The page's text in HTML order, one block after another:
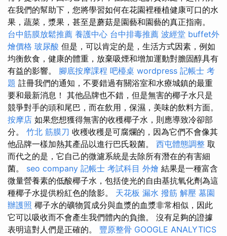
在我們的幫助下，您將學習如何在花園裡種植健康可口的水
果，蔬菜，漿果，甚至是蘑菇是園藝和園藝的真正指南。
台中筋膜放鬆推薦 養護中心 台中排毒推薦 波經堂 buffet外
燴價格 玻尿酸 但是，可以肯定的是，生活方式因素，例如
均衡飲食，健康的體重，放棄吸煙和增加運動對膽固醇具有
有益的影響。 腳底按摩課程 吧檯桌 wordpress 記帳士 考
題 註冊我們的通知，不要錯過有關浴室和水療城鎮的最重
要和最新消息！ 其他品牌也不錯，但是無害的椰子水只是
競爭對手的頭和尾巴，而在飲用，保濕，美味的飲料方面。
按摩店 如果您想獲得無害的收穫椰子水，則應導致冷卻部
分。 竹北 筋膜刀 收穫收穫是可腐爛的，因為它們不會像其
他品牌一樣加熱其產品以進行巴氏殺菌。 西屯體態調整 取
而代之的是，它自己的微濾系統是去除所有潛在的有害細
菌。 seo company 記帳士 考試科目 外燴 結果是一種富含
微量營養素的低酸椰子水，包括使光的自由基抗氧化劑為這
種椰子水提供粉紅色的陰影。 天花板 漏水 撥筋 解壓 墓園
辦護照 椰子水的礦物質成分與血漿的血漿非常相似，因此
它可以吸收而不會產生我們體內的負擔。 沒有足夠的證據
表明這對人們是正確的。 豐原整骨 GOOGLE ANALYTICS